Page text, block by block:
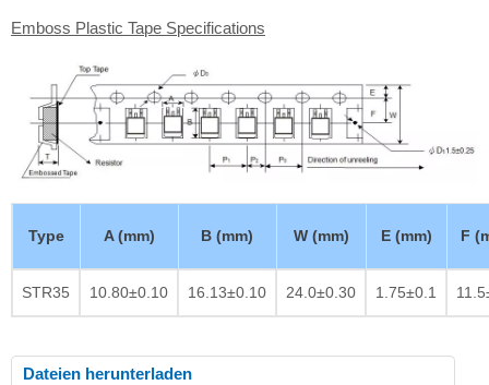
Emboss Plastic Tape Specifications
Type A (mm) B (mm) W (mm) E (mm) F
STR35 10.80±0.10 16.13±0.10 24.0±0.30 1.75±0.1
Dateien herunterladen